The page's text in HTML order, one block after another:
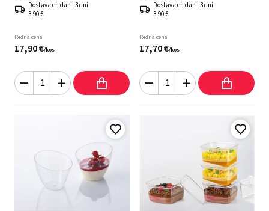
Dostava en dan - 3 dni
3,90 €
Redna cena
17,90€/kos
Dostava en dan - 3 dni
3,90 €
Redna cena
17,70€/kos